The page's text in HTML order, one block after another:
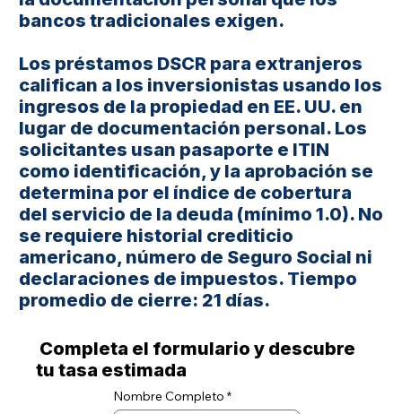
bancos tradicionales exigen.
Los préstamos DSCR para extranjeros
califican a los inversionistas usando los
ingresos de la propiedad en EE. UU. en
lugar de documentación personal. Los
solicitantes usan pasaporte e ITIN
como identificación, y la aprobación se
determina por el índice de cobertura
del servicio de la deuda (mínimo 1.0). No
se requiere historial crediticio
americano, número de Seguro Social ni
declaraciones de impuestos. Tiempo
promedio de cierre: 21 días.
Completa el formulario y descubre
tu tasa estimada
Nombre Completo